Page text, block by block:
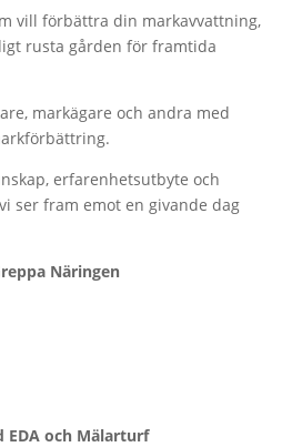
vill förbättra din markavvattning,
rusta gården för framtida
markägare och andra med
erfarenhetsutbyte och
ser fram emot en givande dag
Näringen
EDA och Mälarturf